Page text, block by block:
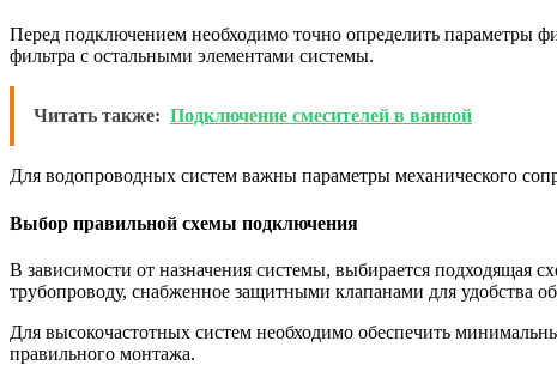
Перед подключением необходимо точно определить параметры
фильтра с остальными элементами системы.
Читать также: Подключение смесителей в ванной
Для водопроводных систем важны параметры механического
Выбор правильной схемы подключения
В зависимости от назначения системы, выбирается подходящая
трубопроводу, снабженное защитными клапанами для удобства
Для высокочастотных систем необходимо обеспечить
правильного монтажа.